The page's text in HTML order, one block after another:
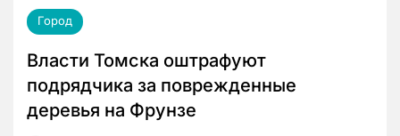
Город
Власти Томска оштрафуют
подрядчика за поврежденные
деревья на Фрунзе